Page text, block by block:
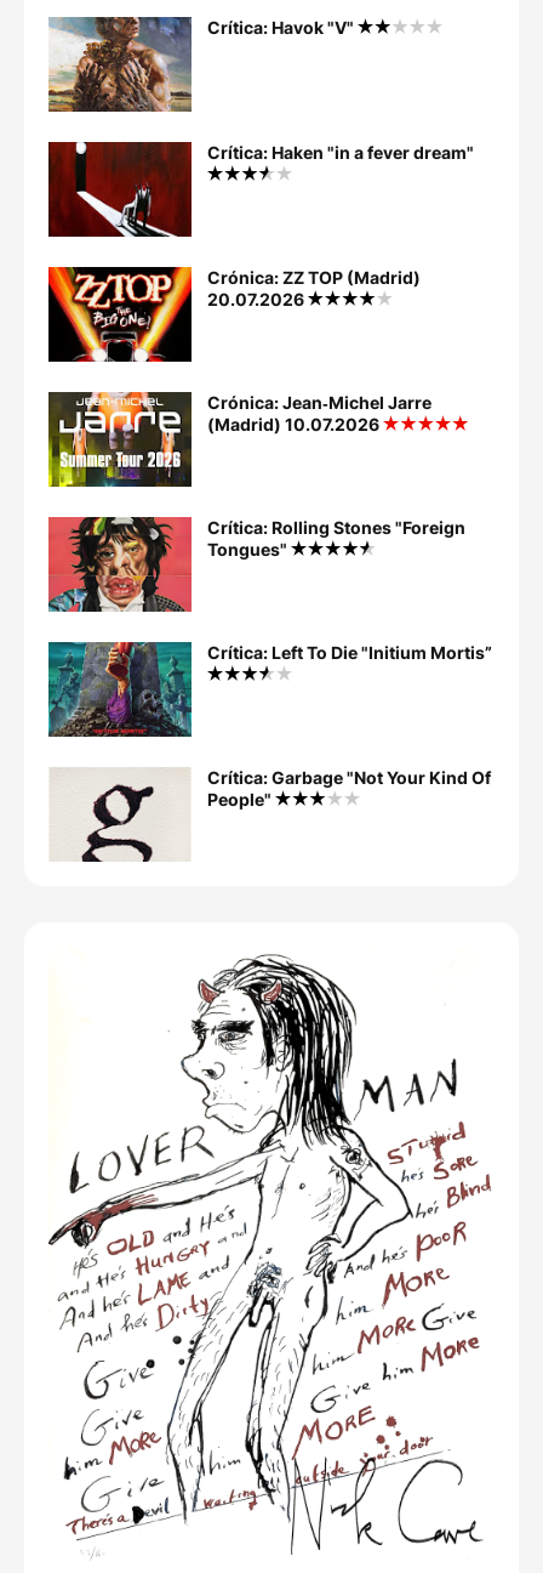
Crítica: Havok "V"
Crítica: Haken "in a fever dream"
Crónica: ZZ TOP (Madrid)
20.07.2026
Crónica: Jean‐Michel Jarre
(Madrid) 10.07.2026
Crítica: Rolling Stones "Foreign
Tongues"
Crítica: Left To Die "Initium Mortis”
Crítica: Garbage "Not Your Kind Of
People"